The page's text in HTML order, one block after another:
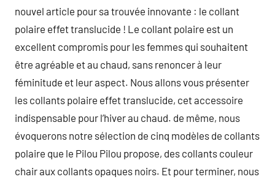
nouvel article pour sa trouvée innovante : le collant
polaire effet translucide ! Le collant polaire est un
excellent compromis pour les femmes qui souhaitent
être agréable et au chaud, sans renoncer à leur
féminitude et leur aspect. Nous allons vous présenter
les collants polaire effet translucide, cet accessoire
indispensable pour l’hiver au chaud. de même, nous
évoquerons notre sélection de cinq modèles de collants
polaire que le Pilou Pilou propose, des collants couleur
chair aux collants opaques noirs. Et pour terminer, nous